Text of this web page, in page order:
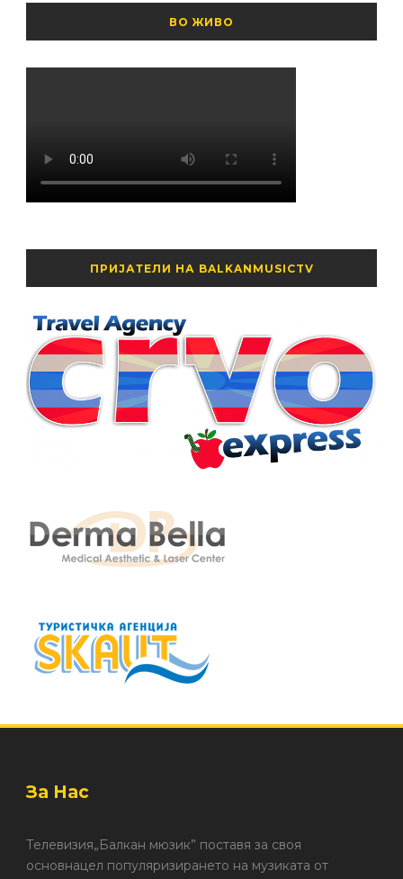
ВО ЖИВО
ПРИЈАТЕЛИ НА BALKANMUSICTV
За Нас
Телевизия„Балкан мюзик” поставя за своя
основнацел популяризирането на музиката от